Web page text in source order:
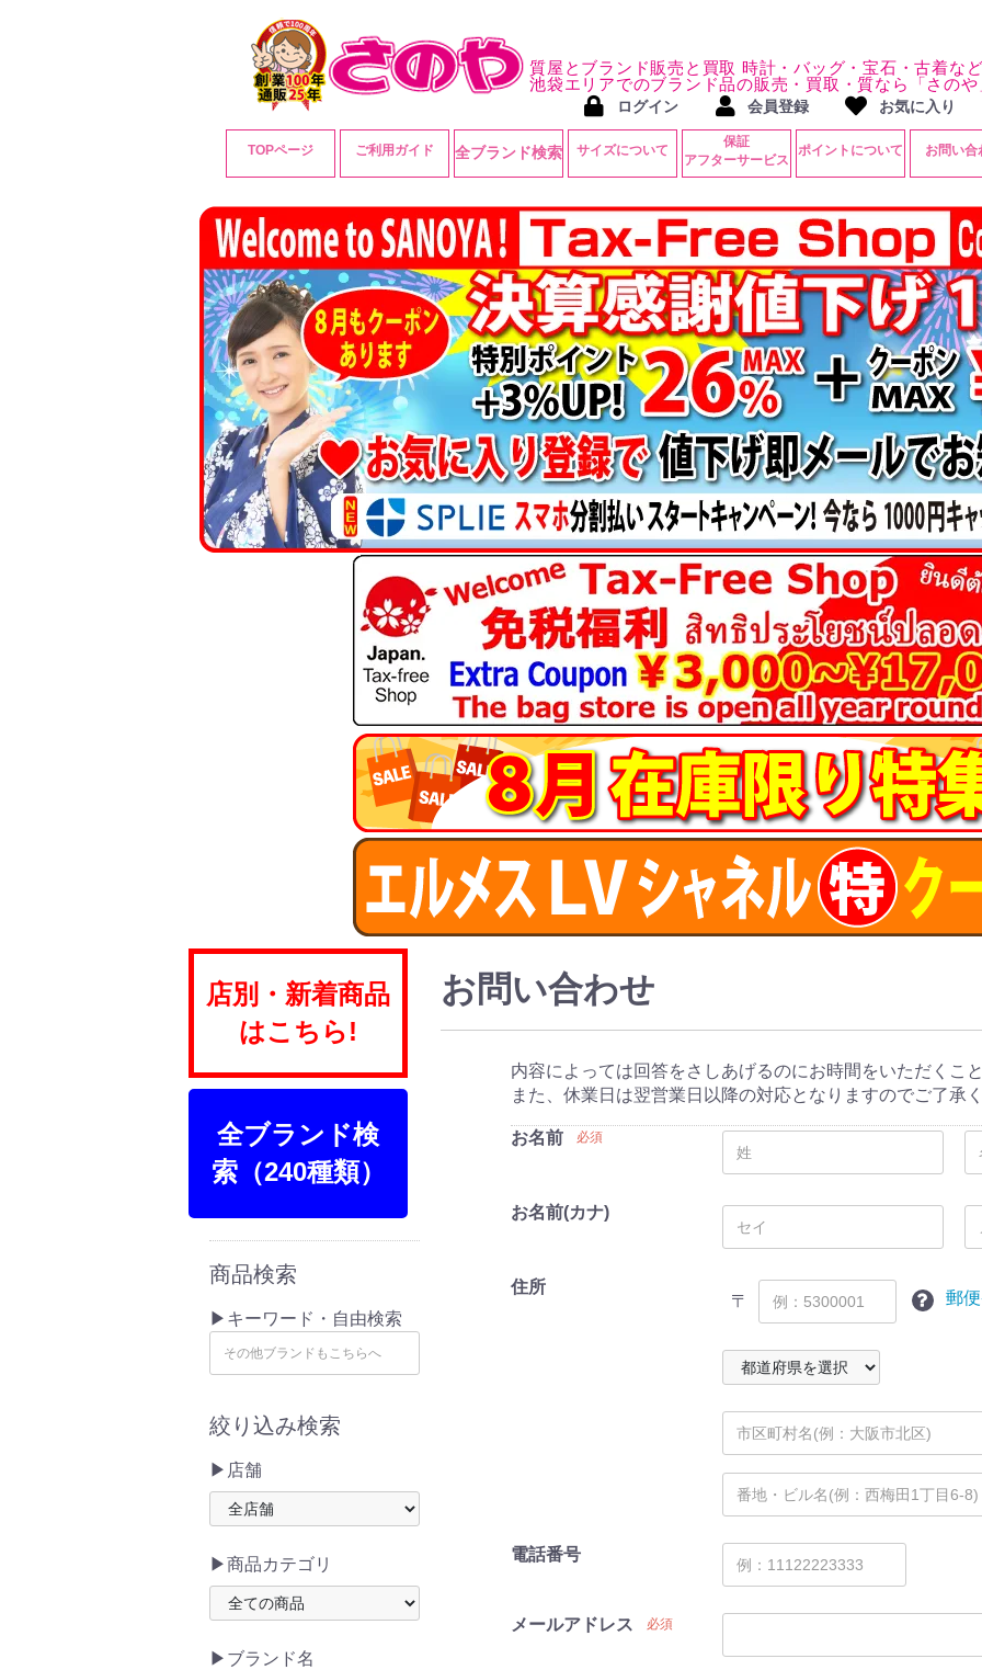
質屋とブランド販売と買取 時計・バッグ・宝石・古着な
池袋エリアでのブランド品の販売・買取・質なら「さの
ログイン 会員登録 お気に入り
TOPページ ご利用ガイド 全ブランド検索 サイズについて
保証
アフターサービス
ポイントについて お問い合
店別・新着商品
はこちら!
全ブランド検
索（240種類）
商品検索
▶キーワード・自由検索
絞り込み検索
▶店舗
▶商品カテゴリ
▶ブランド名
お問い合わせ
内容によっては回答をさしあげるのにお時間をいただくこ
また、休業日は翌営業日以降の対応となりますのでご了承
お名前 必須
お名前(カナ)
住所
〒 郵
電話番号
メールアドレス 必須